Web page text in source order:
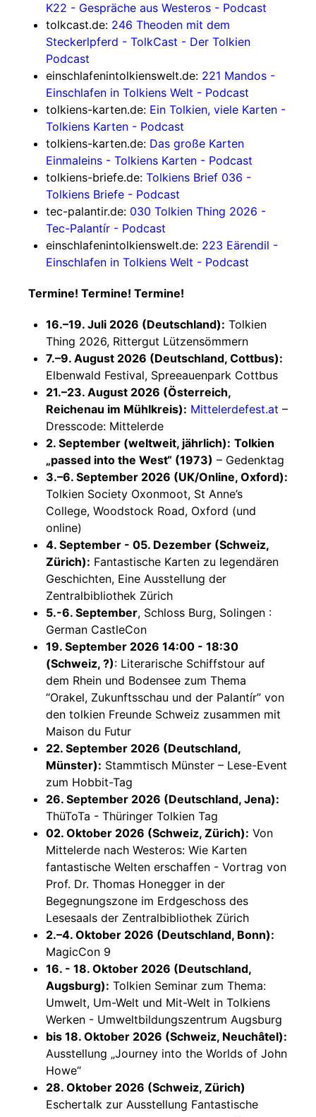
K22 - Gespräche aus Westeros - Podcast
tolkcast.de: 246 Theoden mit dem
Steckerlpferd - TolkCast - Der Tolkien
Podcast
einschlafenintolkienswelt.de: 221 Mandos -
Einschlafen in Tolkiens Welt - Podcast
tolkiens-karten.de: Ein Tolkien, viele Karten -
Tolkiens Karten - Podcast
tolkiens-karten.de: Das große Karten
Einmaleins - Tolkiens Karten - Podcast
tolkiens-briefe.de: Tolkiens Brief 036 -
Tolkiens Briefe - Podcast
tec-palantir.de: 030 Tolkien Thing 2026 -
Tec-Palantír - Podcast
einschlafenintolkienswelt.de: 223 Eärendil -
Einschlafen in Tolkiens Welt - Podcast
Termine! Termine! Termine!
16.–19. Juli 2026 (Deutschland): Tolkien
Thing 2026, Rittergut Lützensömmern
7.–9. August 2026 (Deutschland, Cottbus):
Elbenwald Festival, Spreeauenpark Cottbus
21.–23. August 2026 (Österreich,
Reichenau im Mühlkreis): Mittelerdefest.at –
Dresscode: Mittelerde
2. September (weltweit, jährlich): Tolkien
„passed into the West“ (1973) – Gedenktag
3.–6. September 2026 (UK/Online, Oxford):
Tolkien Society Oxonmoot, St Anne’s
College, Woodstock Road, Oxford (und
online)
4. September - 05. Dezember (Schweiz,
Zürich): Fantastische Karten zu legendären
Geschichten, Eine Ausstellung der
Zentralbibliothek Zürich
5.-6. September, Schloss Burg, Solingen :
German CastleCon
19. September 2026 14:00 - 18:30
(Schweiz, ?): Literarische Schiffstour auf
dem Rhein und Bodensee zum Thema
“Orakel, Zukunftsschau und der Palantír” von
den tolkien Freunde Schweiz zusammen mit
Maison du Futur
22. September 2026 (Deutschland,
Münster): Stammtisch Münster – Lese-Event
zum Hobbit-Tag
26. September 2026 (Deutschland, Jena):
ThüToTa - Thüringer Tolkien Tag
02. Oktober 2026 (Schweiz, Zürich): Von
Mittelerde nach Westeros: Wie Karten
fantastische Welten erschaffen - Vortrag von
Prof. Dr. Thomas Honegger in der
Begegnungszone im Erdgeschoss des
Lesesaals der Zentralbibliothek Zürich
2.–4. Oktober 2026 (Deutschland, Bonn):
MagicCon 9
16. - 18. Oktober 2026 (Deutschland,
Augsburg): Tolkien Seminar zum Thema:
Umwelt, Um-Welt und Mit-Welt in Tolkiens
Werken - Umweltbildungszentrum Augsburg
bis 18. Oktober 2026 (Schweiz, Neuchâtel):
Ausstellung „Journey into the Worlds of John
Howe“
28. Oktober 2026 (Schweiz, Zürich)
Eschertalk zur Ausstellung Fantastische